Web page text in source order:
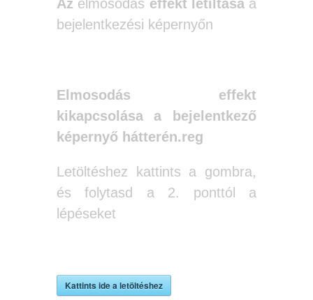
Az elmosódás effekt letiltásaa
bejelentkezési képernyőn
Elmosodás effekt
kikapcsolása a bejelentkező
képernyő hátterén.reg
Letöltéshez kattints a gombra,
és folytasd a 2. ponttól a
lépéseket
Kattints ide a letöltéshez